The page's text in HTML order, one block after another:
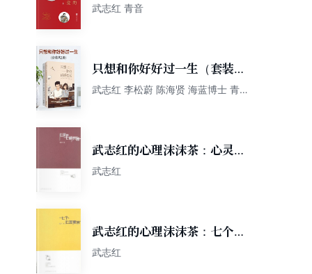
武志红 青音
只想和你好好过一生（套装共
2册）
武志红 李松蔚 陈海贤 海蓝博士 青音
武志红的心理沫沫茶：心灵的
七种兵器
武志红
武志红的心理沫沫茶：七个心
理寓言
武志红